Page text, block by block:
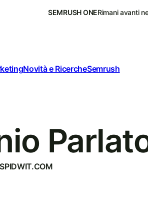
SEMRUSH ONERimani avanti
Novità e RicercheSemrush